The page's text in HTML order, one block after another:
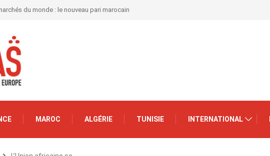
du monde : le nouveau pari marocain
MAROC ALGÉRIE TUNISIE INTERNATIONAL